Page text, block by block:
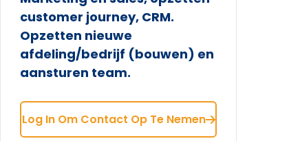
customer journey, CRM.
Opzetten nieuwe
afdeling/bedrijf (bouwen) en
aansturen team.
Log In Om Contact Op Te Nemen